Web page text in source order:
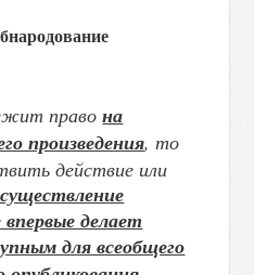
правона
произведения, то
действие или
делает
для всеобщего